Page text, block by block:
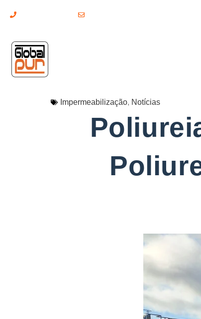
(+351) 211 379 921
Impermeabilização, Notícias